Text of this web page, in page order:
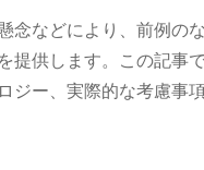
などにより、前例の
供します。この記事
ー、実際的な考慮事